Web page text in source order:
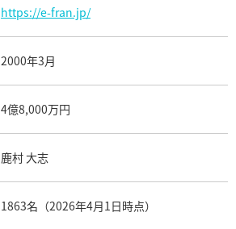
https://e-fran.jp/
2000年3月
4億8,000万円
鹿村 大志
1863名（2026年4月1日時点）